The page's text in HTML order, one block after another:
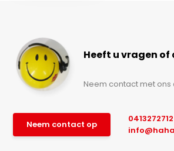
Heeft u vragen
Neem contact met ons
Neem contact op
0413272712